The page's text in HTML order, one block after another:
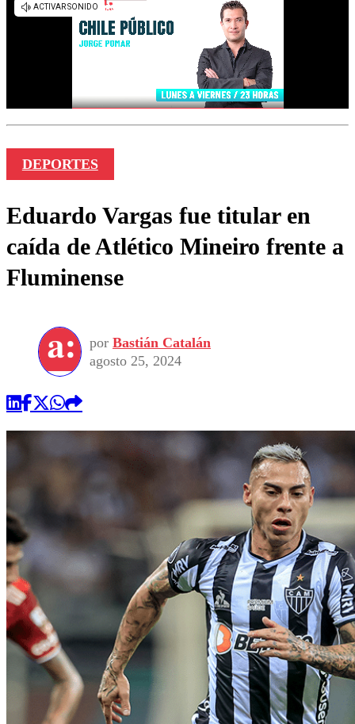
DEPORTES
Eduardo Vargas fue titular en
caída de Atlético Mineiro frente a
Fluminense
por Bastián Catalán
agosto 25, 2024